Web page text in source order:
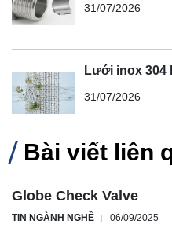
31/07/2026
Lưới inox 304
31/07/2026
Bài viết liên
Globe Check Valve
TIN NGÀNH NGHỀ 06/09/2025